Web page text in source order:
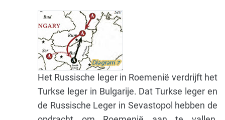
Het Russische leger in Roemenië verdrijft het
Turkse leger in Bulgarije. Dat Turkse leger en
de Russische Leger in Sevastopol hebben de